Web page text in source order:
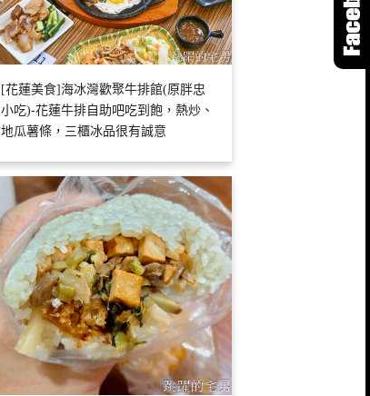
[花蓮美食]海冰灣歡聚牛排館(原胖忠
小吃)-花蓮牛排自助吧吃到飽，熱炒、
地瓜薯條，三櫃冰品很有誠意